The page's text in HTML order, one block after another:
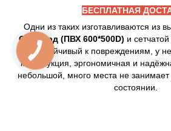
БЕСПЛАТНАЯ
Одни из таких изготавливаются из
Оксфорд (ПВХ 600*500D) и
устойчивый к повреждениям, у
конструкция, эргономичная и
небольшой, много места не
состоянии.